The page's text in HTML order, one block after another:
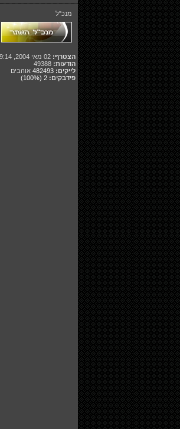
מנכ"ל
הצטרף:
הודעות:
לייקים: 482493 אוהבים
פידבקים: 2
(100%)